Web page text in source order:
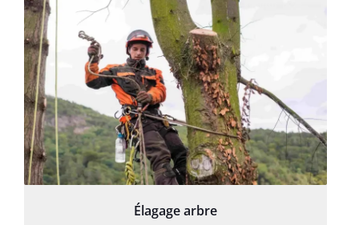
Élagage arbre